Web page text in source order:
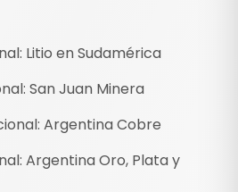
Litio en Sudamérica
San Juan Minera
Argentina Cobre
Argentina Oro, Plata y